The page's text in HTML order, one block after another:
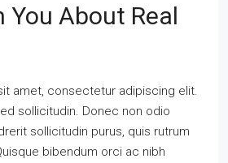
You About Real
amet, consectetur adipiscing elit.
sollicitudin. Donec non odio
sollicitudin purus, quis rutrum
bibendum orci ac nibh